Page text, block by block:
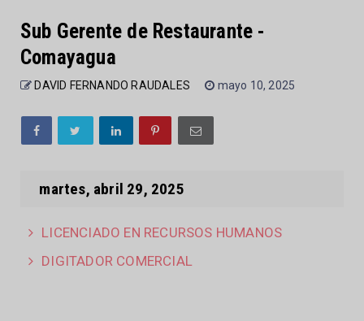
Sub Gerente de Restaurante -
Comayagua
DAVID FERNANDO RAUDALES mayo 10, 2025
martes, abril 29, 2025
LICENCIADO EN RECURSOS HUMANOS
DIGITADOR COMERCIAL